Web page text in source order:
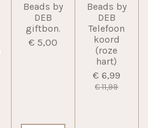
Beads by
DEB
giftbon.
€ 5,00
Beads by
DEB
Telefoon
koord
(roze
hart)
€ 6,99
€ 11,99